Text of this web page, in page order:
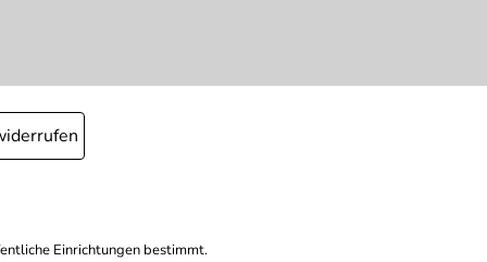
Einrichtungen bestimmt.